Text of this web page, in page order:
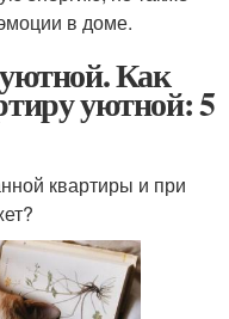
в доме.
Как
уютной: 5
квартиры и при